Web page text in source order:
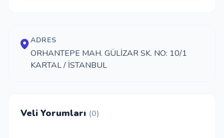
ADRES
ORHANTEPE MAH. GÜLİZAR SK. NO: 10/1
KARTAL / İSTANBUL
Veli Yorumları (0)